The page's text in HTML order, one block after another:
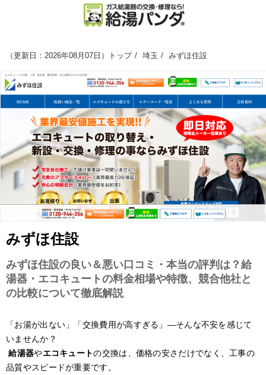
（更新日：2026年08月07日 ） トップ 埼玉 みずほ住設
みずほ住設
みずほ住設の良い＆悪い口コミ・本当の評判は？給
湯器・エコキュートの料金相場や特徴、競合他社と
の比較について徹底解説
「お湯が出ない」「交換費用が高すぎる」—そんな不安を感じて
いませんか？
給湯器やエコキュートの交換は、価格の安さだけでなく、工事の
品質やスピードが重要です。